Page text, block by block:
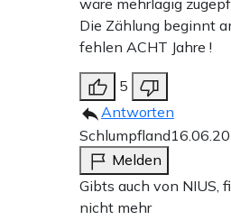
wäre mehrlagig
Die Zählung beginnt
fehlen ACHT Jahre !
5
Antworten
Schlumpfland
Melden
Gibts auch von NIUS,
nicht mehr